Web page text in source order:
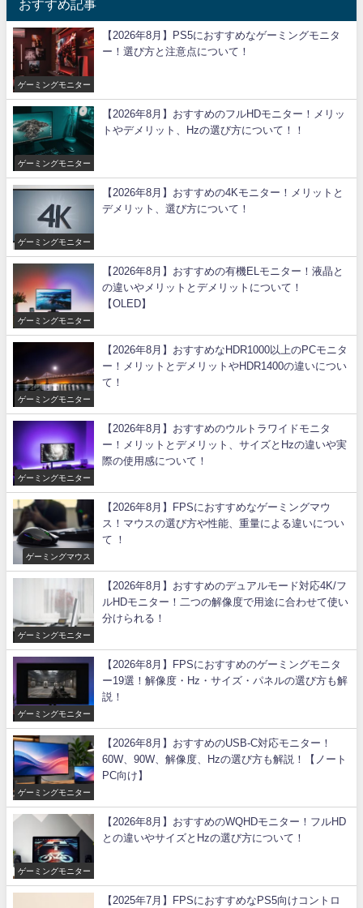
おすすめ記事
ゲーミングモニター
【2026年8月】PS5におすすめなゲーミングモニタ
ー！選び方と注意点について！
ゲーミングモニター
【2026年8月】おすすめのフルHDモニター！メリッ
トやデメリット、Hzの選び方について！！
ゲーミングモニター
【2026年8月】おすすめの4Kモニター！メリットと
デメリット、選び方について！
ゲーミングモニター
【2026年8月】おすすめの有機ELモニター！液晶と
の違いやメリットとデメリットについて！
【OLED】
ゲーミングモニター
【2026年8月】おすすめなHDR1000以上のPCモニタ
ー！メリットとデメリットやHDR1400の違いについ
て！
ゲーミングモニター
【2026年8月】おすすめのウルトラワイドモニタ
ー！メリットとデメリット、サイズとHzの違いや実
際の使用感について！
ゲーミングマウス
【2026年8月】FPSにおすすめなゲーミングマウ
ス！マウスの選び方や性能、重量による違いについ
て ！
ゲーミングモニター
【2026年8月】おすすめのデュアルモード対応4K/フ
ルHDモニター！二つの解像度で用途に合わせて使い
分けられる！
ゲーミングモニター
【2026年8月】FPSにおすすめのゲーミングモニタ
ー19選！解像度・Hz・サイズ・パネルの選び方も解
説！
ゲーミングモニター
【2026年8月】おすすめのUSB-C対応モニター！
60W、90W、解像度、Hzの選び方も解説！【ノート
PC向け】
ゲーミングモニター
【2026年8月】おすすめのWQHDモニター！フルHD
との違いやサイズとHzの選び方について！
【2025年7月】FPSにおすすめなPS5向けコントロ